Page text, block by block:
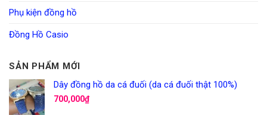
Phụ kiện đồng hồ
Đồng Hồ Casio
SẢN PHẨM MỚI
Dây đồng hồ da cá đuối (da cá đuối thật 100%)
700,000₫